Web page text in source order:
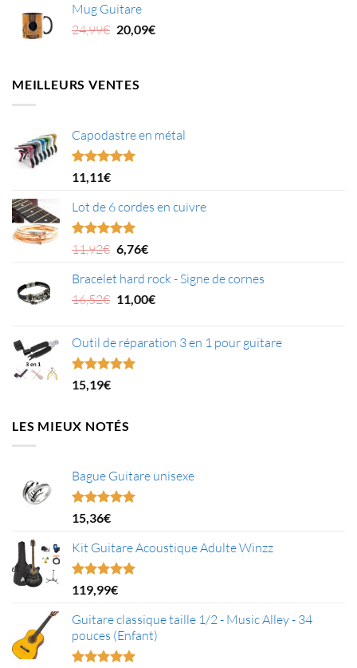
était :
13,99€.11,29€.
Mug Guitare
24,99€ Le
était :
20,09€Le
MEILLEURS VENTES
Capodastre en métal
Note4.95
sur 5
11,11€
Lot de 6 cordes en cuivre
Note5.00
sur 5
11,92€ Le
initial
était :
6,76€Le
actuel
est :
Bracelet hard rock - Signe de cornes
16,52€ Le
était :
16,52€.
11,00€Le
est :
Outil de réparation 3 en 1 pour guitare
Note5.00
sur 5
15,19€
LES MIEUX NOTÉS
Bague Guitare unisexe
Note5.00
sur 5
15,36€
Kit Guitare Acoustique Adulte Winzz
Note5.00
sur 5
119,99€
Guitare classique taille 1/2 - Music Alley - 34
pouces (Enfant)